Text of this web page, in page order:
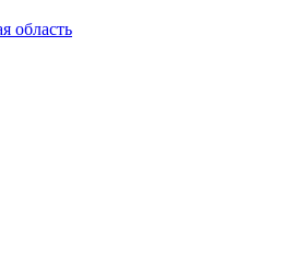
область